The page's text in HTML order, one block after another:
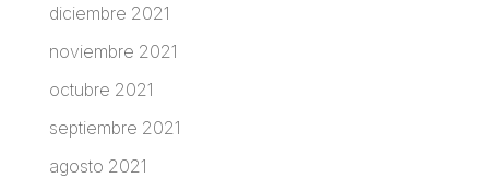
diciembre 2021
noviembre 2021
octubre 2021
septiembre 2021
agosto 2021